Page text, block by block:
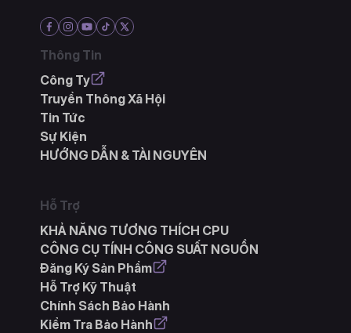
Thông Tin
Công Ty
Truyền Thông Xã Hội
Tin Tức
Sự Kiện
HƯỚNG DẪN & TÀI NGUYÊN
Hỗ Trợ
KHẢ NĂNG TƯƠNG THÍCH CPU
CÔNG CỤ TÍNH CÔNG SUẤT NGUỒN
Đăng Ký Sản Phẩm
Hỗ Trợ Kỹ Thuật
Chính Sách Bảo Hành
Kiểm Tra Bảo Hành